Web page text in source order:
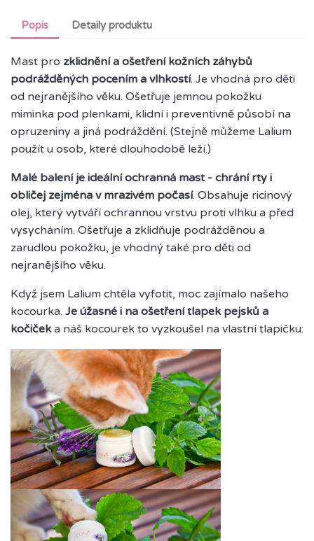
Popis Detaily produktu
Mast pro zklidnění a ošetření kožních záhybů
podrážděných pocením a vlhkostí. Je vhodná pro děti
od nejranějšího věku. Ošetřuje jemnou pokožku
miminka pod plenkami, klidní i preventivně působí na
opruzeniny a jiná podráždění. (Stejně můžeme Lalium
použít u osob, které dlouhodobě leží.)
Malé balení je ideální ochranná mast - chrání rty i
obličej zejména v mrazivém počasí. Obsahuje ricinový
olej, který vytváří ochrannou vrstvu proti vlhku a před
vysycháním. Ošetřuje a zklidňuje podrážděnou a
zarudlou pokožku, je vhodný také pro děti od
nejranějšího věku.
Když jsem Lalium chtěla vyfotit, moc zajímalo našeho
kocourka. Je úžasné i na ošetření tlapek pejsků a
kočiček a náš kocourek to vyzkoušel na vlastní tlapičku: